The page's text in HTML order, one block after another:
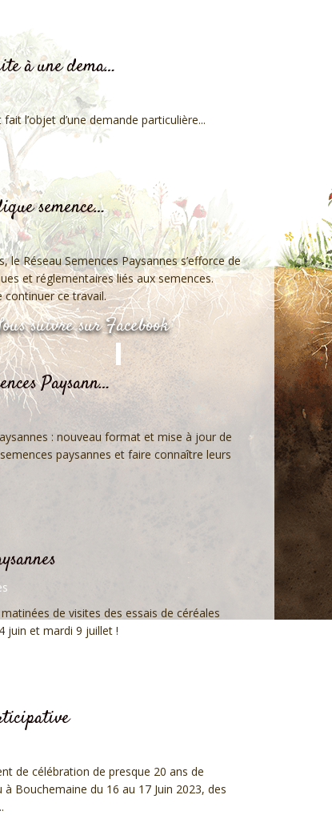
à une dema…
l’objet d’une demande particulière...
semence…
le Réseau Semences Paysannes s’efforce de
et réglementaires liés aux semences.
ce travail.
Paysann…
: nouveau format et mise à jour de
paysannes et faire connaître leurs
de visites des essais de céréales
juin et mardi 9 juillet !
de célébration de presque 20 ans de
Bouchemaine du 16 au 17 Juin 2023, des
suivre sur Facebook